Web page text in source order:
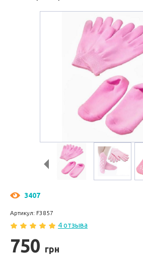
3407
Артикул: F3857
4 отзыва
750 грн